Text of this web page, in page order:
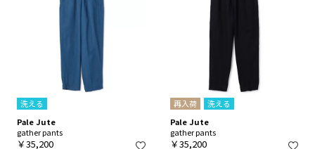
洗える
Pale Jute
gather pants
￥35,200
再入荷
洗える
Pale Jute
gather pants
￥35,200